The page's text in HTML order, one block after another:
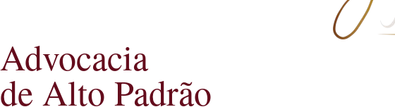
Advocacia
de Alto Padrão